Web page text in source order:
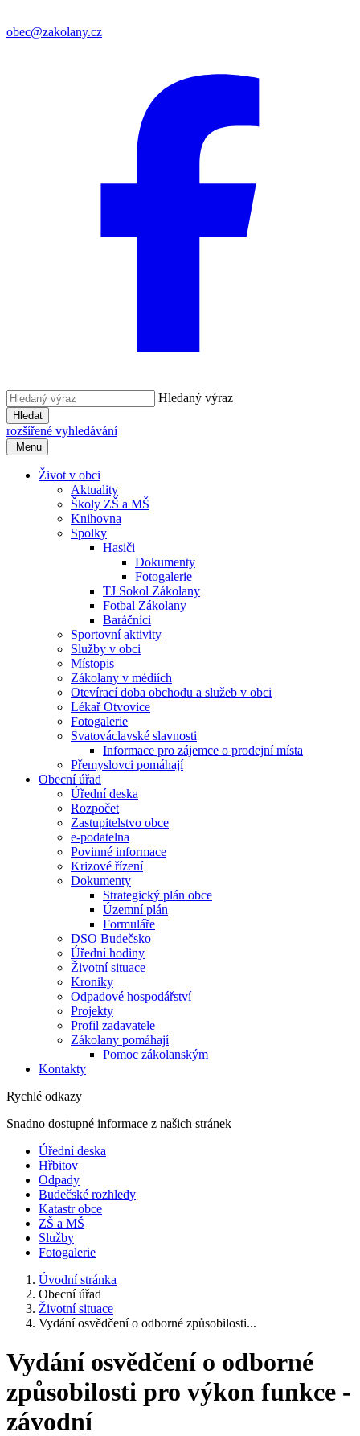
obec@zakolany.cz
Hledaný výraz
Hledat
rozšířené vyhledávání
Menu
Život v obci
Aktuality
Školy ZŠ a MŠ
Knihovna
Spolky
Hasiči
Dokumenty
Fotogalerie
TJ Sokol Zákolany
Fotbal Zákolany
Baráčníci
Sportovní aktivity
Služby v obci
Místopis
Zákolany v médiích
Otevírací doba obchodu a služeb v obci
Lékař Otvovice
Fotogalerie
Svatováclavské slavnosti
Informace pro zájemce o prodejní místa
Přemyslovci pomáhají
Obecní úřad
Úřední deska
Rozpočet
Zastupitelstvo obce
e-podatelna
Povinné informace
Krizové řízení
Dokumenty
Strategický plán obce
Územní plán
Formuláře
DSO Budečsko
Úřední hodiny
Životní situace
Kroniky
Odpadové hospodářství
Projekty
Profil zadavatele
Zákolany pomáhají
Pomoc zákolanským
Kontakty
Rychlé odkazy
Snadno dostupné informace z našich stránek
Úřední deska
Hřbitov
Odpady
Budečské rozhledy
Katastr obce
ZŠ a MŠ
Služby
Fotogalerie
Úvodní stránka
Obecní úřad
Životní situace
Vydání osvědčení o odborné způsobilosti...
Vydání osvědčení o odborné
způsobilosti pro výkon funkce -
závodní